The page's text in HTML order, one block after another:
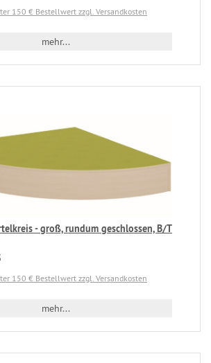
150 € Bestellwert zzgl. Versandkosten
mehr...
- groß, rundum geschlossen, B/T
150 € Bestellwert zzgl. Versandkosten
mehr...